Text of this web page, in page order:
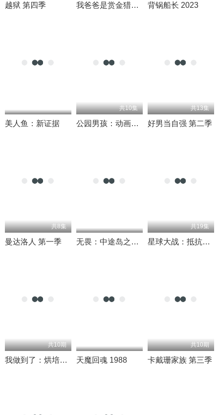
越狱 第四季 我爸爸是赏金猎人 第二季 背锅船长 2023
美人鱼：新证据
共10集
公园男孩：动画版 第一季
共13集
好男当自强 第二季
共8集
曼达洛人 第一季 无畏：中途岛之战 2019
共19集
星球大战：抵抗组织 第二季
共10期
我做到了：烘培大挑战 天魔回魂 1988
共10期
卡戴珊家族 第三季